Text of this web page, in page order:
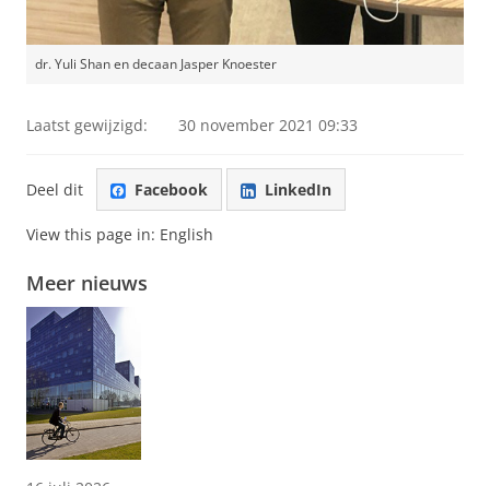
dr. Yuli Shan en decaan Jasper Knoester
Laatst gewijzigd: 30 november 2021 09:33
Deel dit Facebook LinkedIn
View this page in: English
Meer nieuws